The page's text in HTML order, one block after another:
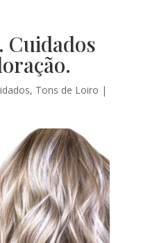
Cuidados
, Tons de Loiro |